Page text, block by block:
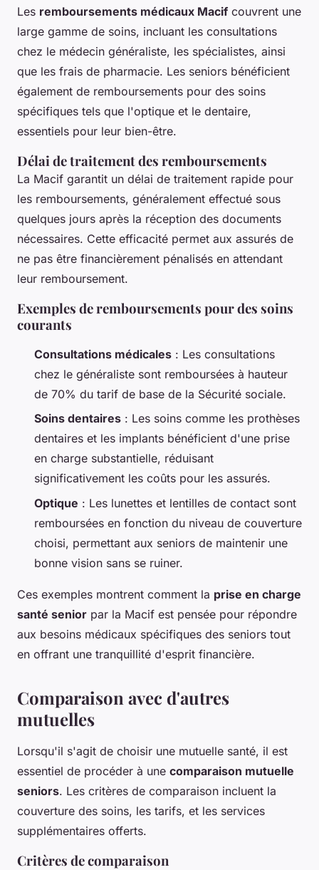
Les remboursements médicaux Macif couvrent une
large gamme de soins, incluant les consultations
chez le médecin généraliste, les spécialistes, ainsi
que les frais de pharmacie. Les seniors bénéficient
également de remboursements pour des soins
spécifiques tels que l'optique et le dentaire,
essentiels pour leur bien-être.
Délai de traitement des remboursements
La Macif garantit un délai de traitement rapide pour
les remboursements, généralement effectué sous
quelques jours après la réception des documents
nécessaires. Cette efficacité permet aux assurés de
ne pas être financièrement pénalisés en attendant
leur remboursement.
Exemples de remboursements pour des soins
courants
Consultations médicales : Les consultations
chez le généraliste sont remboursées à hauteur
de 70% du tarif de base de la Sécurité sociale.
Soins dentaires : Les soins comme les prothèses
dentaires et les implants bénéficient d'une prise
en charge substantielle, réduisant
significativement les coûts pour les assurés.
Optique : Les lunettes et lentilles de contact sont
remboursées en fonction du niveau de couverture
choisi, permettant aux seniors de maintenir une
bonne vision sans se ruiner.
Ces exemples montrent comment la prise en charge
santé senior par la Macif est pensée pour répondre
aux besoins médicaux spécifiques des seniors tout
en offrant une tranquillité d'esprit financière.
Comparaison avec d'autres
mutuelles
Lorsqu'il s'agit de choisir une mutuelle santé, il est
essentiel de procéder à une comparaison mutuelle
seniors. Les critères de comparaison incluent la
couverture des soins, les tarifs, et les services
supplémentaires offerts.
Critères de comparaison